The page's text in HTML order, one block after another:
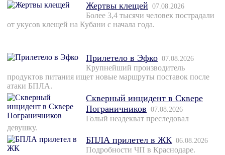
Жертвы клещей 07.08.2026
Более 3,4 тысячи человек пострадали
от укусов клещей на Кубани с начала года.
Прилетело в Эфко 07.08.2026
Крупнейший производитель
продуктов питания ищет новые маршруты поставок после
атаки БПЛА.
Скверный инцидент в Сквере
Пограничников 07.08.2026
Голый неадекват преследовал
девушку.
БПЛА прилетел в ЖК 06.08.2026
Подробности ЧП в Краснодаре.